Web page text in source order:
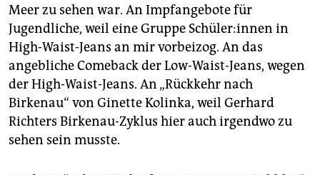
Meer zu sehen war. An Impfangebote für
Jugendliche, weil eine Gruppe Schü­le­r:in­nen in
High-Waist-Jeans an mir vorbeizog. An das
angebliche Comeback der Low-Waist-Jeans, wegen
der High-Waist-Jeans. An „Rückkehr nach
Birkenau“ von Ginette Kolinka, weil Gerhard
Richters Birkenau-Zyklus hier auch irgendwo zu
sehen sein musste.